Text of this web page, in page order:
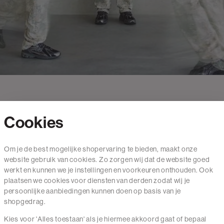
Mail ons
020 - 3412 650
Van maandag t/m vrijdag van 8.30 uur tot 18.00 uur.
Cookies
Om je de best mogelijke shopervaring te bieden, maakt onze
website gebruik van cookies. Zo zorgen wij dat de website goed
werkt en kunnen we je instellingen en voorkeuren onthouden. Ook
plaatsen we cookies voor diensten van derden zodat wij je
persoonlijke aanbiedingen kunnen doen op basis van je
shopgedrag.
Kies voor 'Alles toestaan' als je hiermee akkoord gaat of bepaal